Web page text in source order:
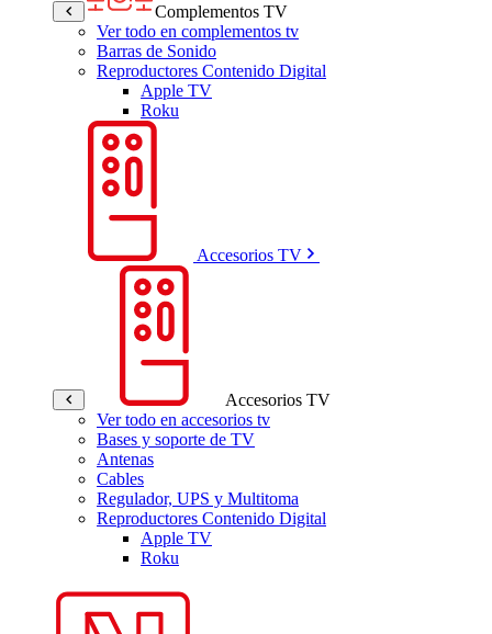
Complementos TV
Ver todo en complementos tv
Barras de Sonido
Reproductores Contenido Digital
Apple TV
Roku
Accesorios TV
Accesorios TV
Ver todo en accesorios tv
Bases y soporte de TV
Antenas
Cables
Regulador, UPS y Multitoma
Reproductores Contenido Digital
Apple TV
Roku